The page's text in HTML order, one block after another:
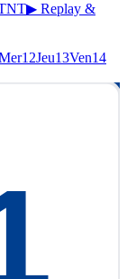
▶ Replay &
12Jeu13Ven14